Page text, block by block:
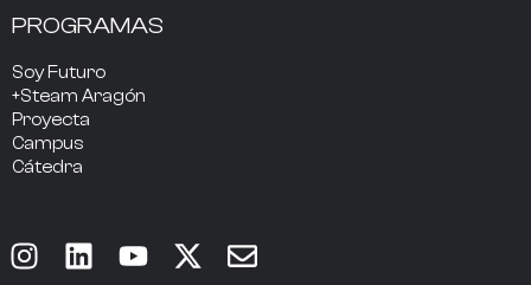
PROGRAMAS
Soy Futuro
+Steam Aragón
Proyecta
Campus
Cátedra